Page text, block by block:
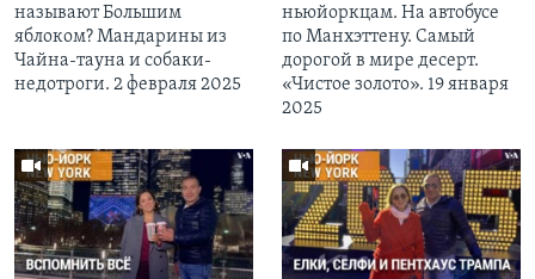
называют Большим
яблоком? Мандарины из
Чайна-тауна и собаки-
недотроги. 2 февраля 2025
ньюйоркцам. На автобусе
по Манхэттену. Самый
дорогой в мире десерт.
«Чистое золото». 19 января
2025